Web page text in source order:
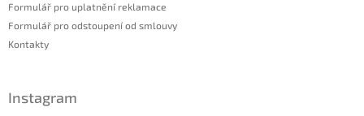
Formulář pro uplatnění reklamace
Formulář pro odstoupení od smlouvy
Kontakty
Instagram